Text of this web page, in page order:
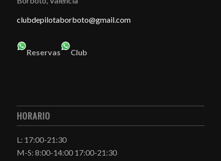
clubdepilotaborboto@gmail.com
Reservas Club
HORARIO
L: 17:00-21:30
M-S: 8:00-14:00 17:00-21:30